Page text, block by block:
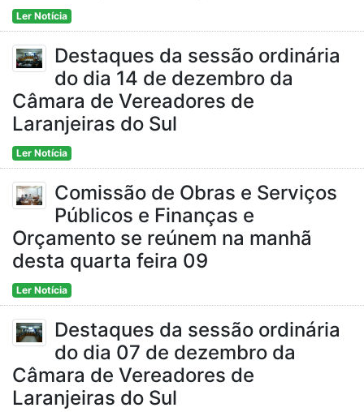
Ler Notícia
Destaques da sessão ordinária
do dia 14 de dezembro da
Câmara de Vereadores de
Laranjeiras do Sul
Ler Notícia
Comissão de Obras e Serviços
Públicos e Finanças e
Orçamento se reúnem na manhã
desta quarta feira 09
Ler Notícia
Destaques da sessão ordinária
do dia 07 de dezembro da
Câmara de Vereadores de
Laranjeiras do Sul